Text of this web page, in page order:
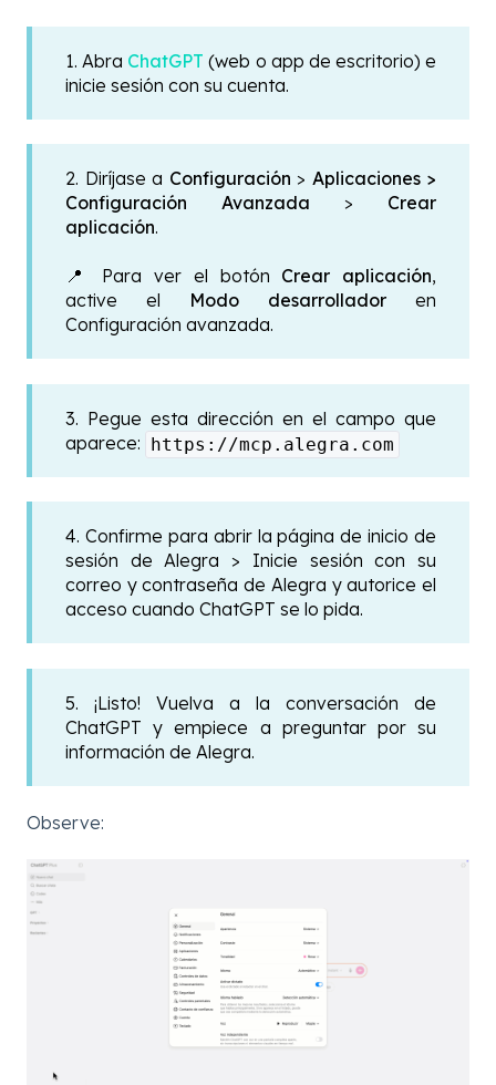
1. Abra ChatGPT (web o app de escritorio) e
inicie sesión con su cuenta.
2. Diríjase a Configuración > Aplicaciones >
Configuración Avanzada > Crear
aplicación.
📍 Para ver el botón Crear aplicación,
active el Modo desarrollador en
Configuración avanzada.
3. Pegue esta dirección en el campo que
aparece: https://mcp.alegra.com
4. Confirme para abrir la página de inicio de
sesión de Alegra > Inicie sesión con su
correo y contraseña de Alegra y autorice el
acceso cuando ChatGPT se lo pida.
5. ¡Listo! Vuelva a la conversación de
ChatGPT y empiece a preguntar por su
información de Alegra.
Observe: